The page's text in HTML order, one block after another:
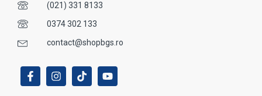
(021) 331 8133
0374 302 133
contact@shopbgs.ro